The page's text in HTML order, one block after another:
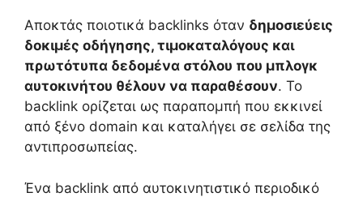
Αποκτάς ποιοτικά backlinks όταν δημοσιεύεις
δοκιμές οδήγησης, τιμοκαταλόγους και
πρωτότυπα δεδομένα στόλου που μπλογκ
αυτοκινήτου θέλουν να παραθέσουν. Το
backlink ορίζεται ως παραπομπή που εκκινεί
από ξένο domain και καταλήγει σε σελίδα της
αντιπροσωπείας.
Ένα backlink από αυτοκινητιστικό περιοδικό